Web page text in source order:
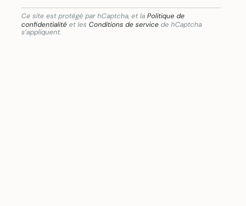
Ce site est protégé par hCaptcha, et la Politique de
confidentialitéet les Conditions de servicede hCaptcha
s’appliquent.